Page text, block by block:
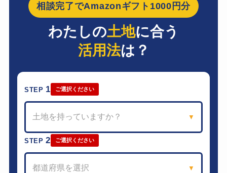
相談完了でAmazonギフト1000円分
わたしの土地に合う
活用法は？
STEP 1 ご選択ください
土地を持っていますか？ ▼
STEP2 ご選択ください
都道府県を選択 ▼